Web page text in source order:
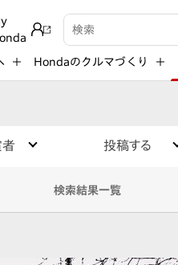
検索キーワード入力
Hondaのクルマづくり
投稿する
検索結果一覧